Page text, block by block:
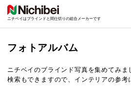
ニチベイはブラインドと間仕切りの総合メーカーです
フォトアルバム
ニチベイのブラインド写真を集めてみま
検索もできますので、インテリアの参考